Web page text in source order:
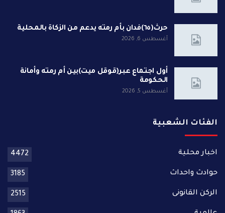
حرث(٦٥)فدان بأم رمته يدعم من الزكاة بالمحلية
أغسطس 6, 2026
أول اجتماع عبر(قوقل ميت)بين أم رمته وأمانة
الحكومة
أغسطس 5, 2026
الفئات الشعبية
اخبار محلية 4472
حوادث واحداث 3185
الركن القانونى 2515